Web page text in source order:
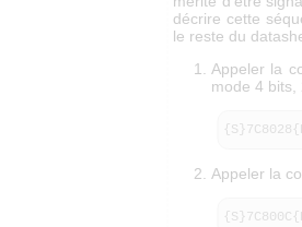
décrire cette
le reste du
Appeler la
mode 4 bits,
Appeler la